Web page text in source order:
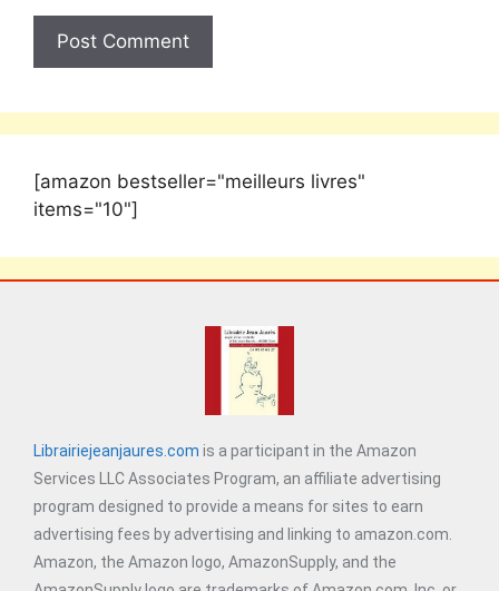
[amazon bestseller="meilleurs livres"
items="10"]
Librairiejeanjaures.com is a participant in the Amazon
Services LLC Associates Program, an affiliate advertising
program designed to provide a means for sites to earn
advertising fees by advertising and linking to amazon.com.
Amazon, the Amazon logo, AmazonSupply, and the